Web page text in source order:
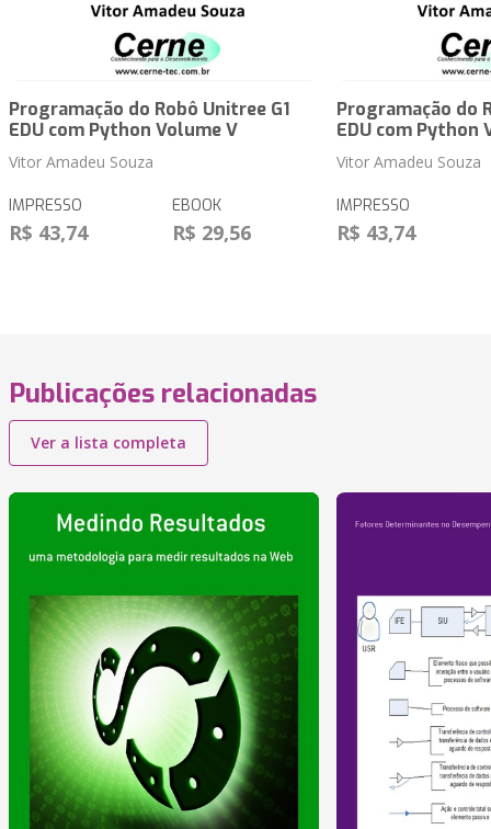
Programação do Robô Unitree G1
EDU com Python Volume V
Vitor Amadeu Souza
IMPRESSO
R$ 43,74
EBOOK
R$ 29,56
Programação do
EDU com Python
Vitor Amadeu Souza
IMPRESSO
R$ 43,74
Publicações relacionadas
Ver a lista completa